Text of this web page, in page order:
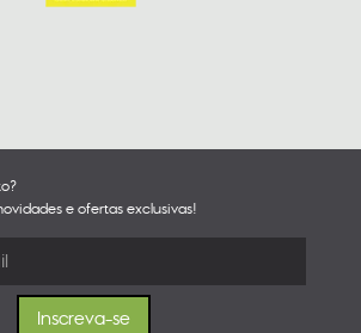
e ofertas exclusivas!